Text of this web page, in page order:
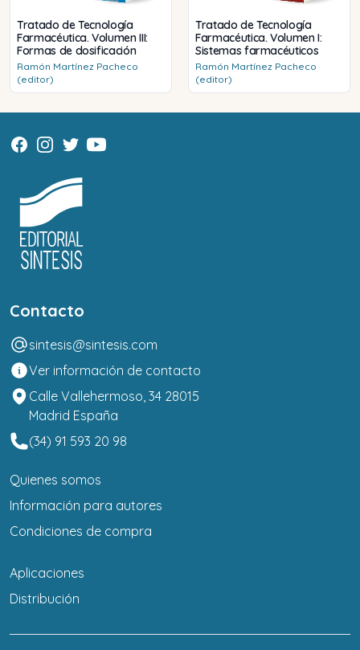
Tratado de Tecnología
Farmacéutica. Volumen III:
Formas de dosificación
Ramón Martínez Pacheco
(editor)
Tratado de Tecnología
Farmacéutica. Volumen I:
Sistemas farmacéuticos
Ramón Martínez Pacheco
(editor)
Contacto
sintesis@sintesis.com
Ver información de contacto
Calle Vallehermoso, 34 28015
Madrid España
(34) 91 593 20 98
Quienes somos
Información para autores
Condiciones de compra
Aplicaciones
Distribución